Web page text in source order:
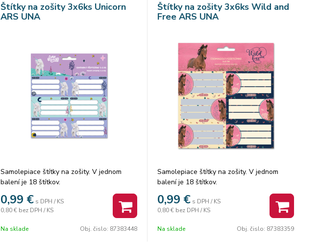
Štítky na zošity 3x6ks Unicorn
ARS UNA
Samolepiace štítky na zošity. V jednom
balení je 18 štítkov.
0,99 € s DPH / KS
0,80 € bez DPH / KS
Na sklade Obj. čislo: 87383448
Štítky na zošity 3x6ks Wild and
Free ARS UNA
Samolepiace štítky na zošity. V jednom
balení je 18 štítkov.
0,99 € s DPH / KS
0,80 € bez DPH / KS
Na sklade Obj. čislo: 87383359